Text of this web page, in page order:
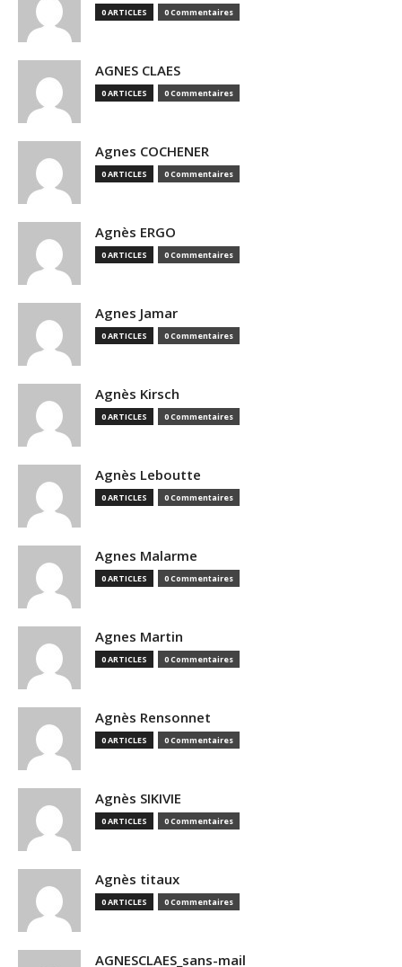
0 ARTICLES 0 Commentaires
AGNES CLAES
0 ARTICLES 0 Commentaires
Agnes COCHENER
0 ARTICLES 0 Commentaires
Agnès ERGO
0 ARTICLES 0 Commentaires
Agnes Jamar
0 ARTICLES 0 Commentaires
Agnès Kirsch
0 ARTICLES 0 Commentaires
Agnès Leboutte
0 ARTICLES 0 Commentaires
Agnes Malarme
0 ARTICLES 0 Commentaires
Agnes Martin
0 ARTICLES 0 Commentaires
Agnès Rensonnet
0 ARTICLES 0 Commentaires
Agnès SIKIVIE
0 ARTICLES 0 Commentaires
Agnès titaux
0 ARTICLES 0 Commentaires
AGNESCLAES_sans-mail